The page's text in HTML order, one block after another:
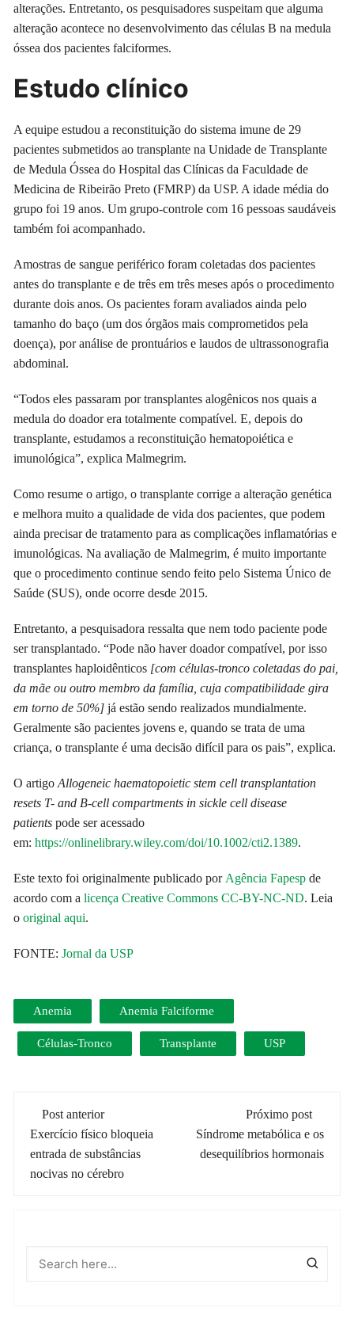
alterações. Entretanto, os pesquisadores suspeitam que alguma
alteração acontece no desenvolvimento das células B na medula
óssea dos pacientes falciformes.
Estudo clínico
A equipe estudou a reconstituição do sistema imune de 29
pacientes submetidos ao transplante na Unidade de Transplante
de Medula Óssea do Hospital das Clínicas da Faculdade de
Medicina de Ribeirão Preto (FMRP) da USP. A idade média do
grupo foi 19 anos. Um grupo-controle com 16 pessoas saudáveis
também foi acompanhado.
Amostras de sangue periférico foram coletadas dos pacientes
antes do transplante e de três em três meses após o procedimento
durante dois anos. Os pacientes foram avaliados ainda pelo
tamanho do baço (um dos órgãos mais comprometidos pela
doença), por análise de prontuários e laudos de ultrassonografia
abdominal.
“Todos eles passaram por transplantes alogênicos nos quais a
medula do doador era totalmente compatível. E, depois do
transplante, estudamos a reconstituição hematopoiética e
imunológica”, explica Malmegrim.
Como resume o artigo, o transplante corrige a alteração genética
e melhora muito a qualidade de vida dos pacientes, que podem
ainda precisar de tratamento para as complicações inflamatórias e
imunológicas. Na avaliação de Malmegrim, é muito importante
que o procedimento continue sendo feito pelo Sistema Único de
Saúde (SUS), onde ocorre desde 2015.
Entretanto, a pesquisadora ressalta que nem todo paciente pode
ser transplantado. “Pode não haver doador compatível, por isso
transplantes haploidênticos [com células-tronco coletadas do pai,
da mãe ou outro membro da família, cuja compatibilidade gira
em torno de 50%] já estão sendo realizados mundialmente.
Geralmente são pacientes jovens e, quando se trata de uma
criança, o transplante é uma decisão difícil para os pais”, explica.
O artigoAllogeneic haematopoietic stem cell transplantation
resets T- and B-cell compartments in sickle cell disease
patients pode ser acessado
em:https://onlinelibrary.wiley.com/doi/10.1002/cti2.1389.
Este texto foi originalmente publicado por Agência Fapesp de
acordo com alicença Creative Commons CC-BY-NC-ND. Leia
ooriginal aqui.
FONTE:Jornal da USP
Anemia Anemia Falciforme
Células-Tronco Transplante USP
Navegação
de
post
Post anterior
Exercício físico bloqueia
entrada de substâncias
nocivas no cérebro
Próximo post
Síndrome metabólica e os
desequilíbrios hormonais